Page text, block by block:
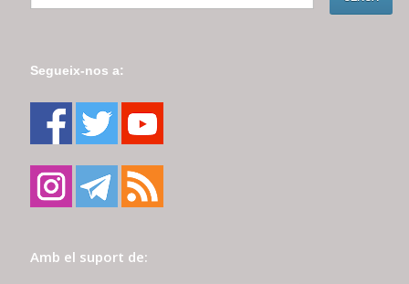
Segueix-nos a:
Amb el suport de: